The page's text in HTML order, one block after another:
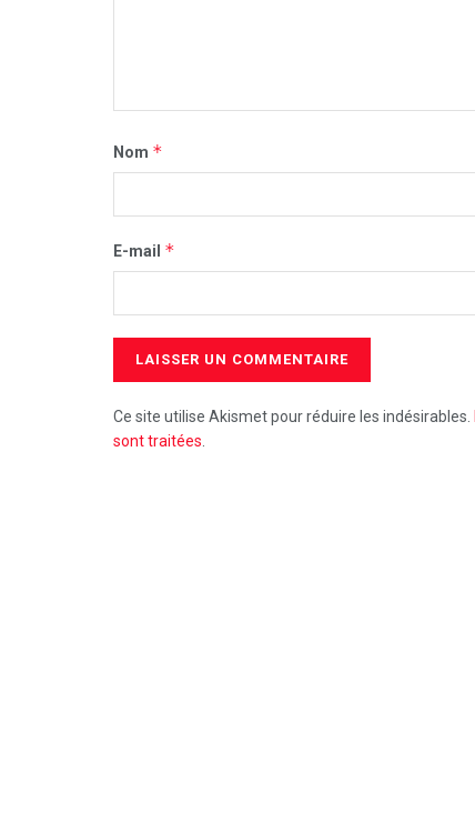
Nom *
E-mail *
Ce site utilise Akismet pour réduire les indésirables.
sont traitées.